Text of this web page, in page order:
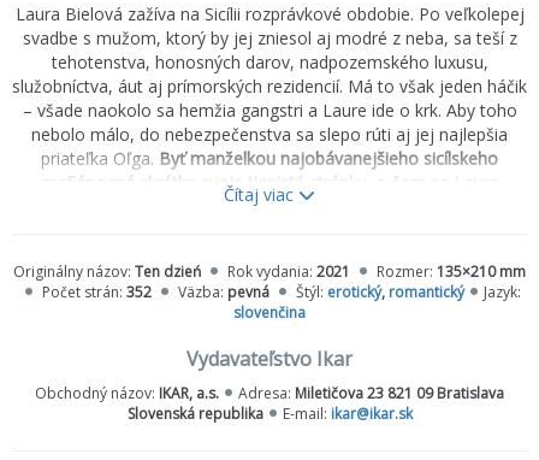
Laura Bielová zažíva na Sicílii rozprávkové obdobie. Po veľkolepej
svadbe s mužom, ktorý by jej zniesol aj modré z neba, sa teší z
tehotenstva, honosných darov, nadpozemského luxusu,
služobníctva, áut aj prímorských rezidencií. Má to však jeden háčik
– všade naokolo sa hemžia gangstri a Laure ide o krk. Aby toho
nebolo málo, do nebezpečenstva sa slepo rúti aj jej najlepšia
priateľka Oľga. Byť manželkou najobávanejšieho sicílskeho
mafiána má skrátka svoje tienisté stránky, o čom sa Laura
čoskoro presvedčí na vlastnej koži.
Čítaj viac
Originálny názov: Ten dzień Rok vydania: 2021 Rozmer: 135×210 mm
Počet strán: 352 Väzba: pevná Štýl: erotický, romantický
Jazyk:
slovenčina
Vydavateľstvo Ikar
Obchodný názov: IKAR, a.s. Adresa: Miletičova 23 821 09 Bratislava
Slovenská republika
E-mail: ikar@ikar.sk